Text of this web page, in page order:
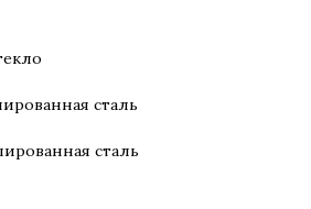
сталь
сталь